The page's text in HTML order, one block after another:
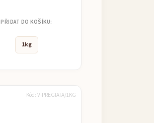
PŘIDAT DO KOŠÍKU:
1kg
Kód: V-PREGIATA/1KG